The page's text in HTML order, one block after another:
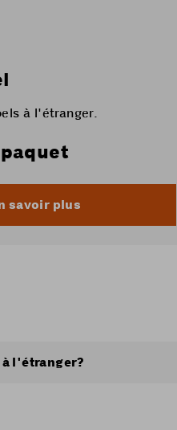
à l'étranger.
savoir plus
l'étranger?